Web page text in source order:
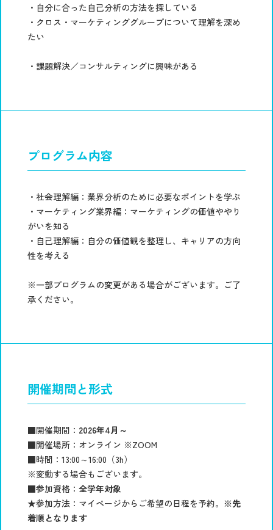
・自分に合った自己分析の方法を探している
・クロス・マーケティンググループについて理解を深め
たい
・課題解決／コンサルティングに興味がある
プログラム内容
・社会理解編：業界分析のために必要なポイントを学ぶ
・マーケティング業界編：マーケティングの価値ややり
がいを知る
・自己理解編：自分の価値観を整理し、キャリアの方向
性を考える
※一部プログラムの変更がある場合がございます。ご了
承ください。
開催期間と形式
■開催期間： 2026年4月～
■開催場所：オンライン ※ZOOM
■時間：13:00～16:00（3h）
※変動する場合もございます。
■参加資格： 全学年対象
★参加方法：マイページからご希望の日程を予約。 ※先
着順となります